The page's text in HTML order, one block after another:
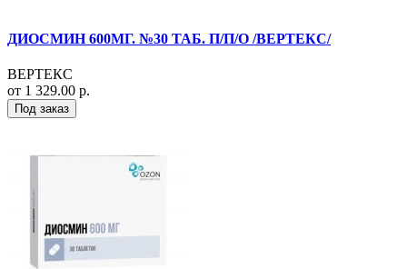
ДИОСМИН 600МГ. №30 ТАБ. П/П/О /ВЕРТЕКС/
ВЕРТЕКС
от 1 329.00 р.
Под заказ